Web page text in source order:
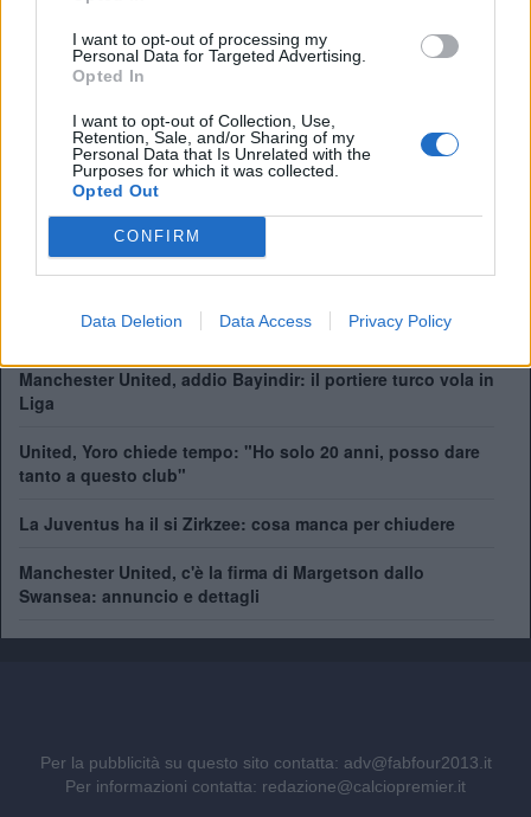
I want to opt-out of processing my
Personal Data for Targeted Advertising.
Opted In
I want to opt-out of Collection, Use,
Retention, Sale, and/or Sharing of my
Personal Data that Is Unrelated with the
Purposes for which it was collected.
Opted Out
CONFIRM
Data Deletion Data Access Privacy Policy
ALBO D'ORO
Premier League:20
FA Cup:
League Cup:6
FA Community Shield:21
Champions League:3
Supercoppa Europea:
Coppa del Mondo per Club:1
Come giocherà il nuovo Manchester United? Rivoluzione
a centrocampo
Manchester United, addio Bayindir: il portiere turco vola in
Liga
United, Yoro chiede tempo: "Ho solo 20 anni, posso dare
tanto a questo club"
La Juventus ha il si Zirkzee: cosa manca per chiudere
Manchester United, c'è la firma di Margetson dallo
Swansea: annuncio e dettagli
Per la pubblicità su questo sito contatta: adv@fabfour2013.it
Per informazioni contatta: redazione@calciopremier.it